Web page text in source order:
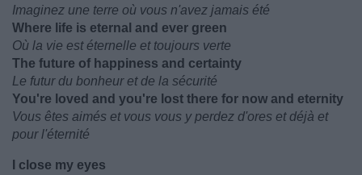
Imaginez une terre où vous n'avez jamais été
Where life is eternal and ever green
Où la vie est éternelle et toujours verte
The future of happiness and certainty
Le futur du bonheur et de la sécurité
You're loved and you're lost there for now and eternity
Vous êtes aimés et vous vous y perdez d'ores et déjà et
pour l'éternité
I close my eyes